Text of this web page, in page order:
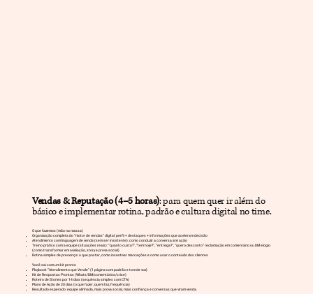
Vendas & Reputação (4–5 horas): para quem quer ir além do
básico e implementar rotina, padrão e cultura digital no time.
O que fazemos (mão na massa)
Organização completa do “motor de vendas” digital: perfil + destaques + informações que aceleram decisão
Atendimento com linguagem de venda (sem ser insistente): como conduzir a conversa até ação
Treino prático com a equipe (situações reais): “quanto custa?”, “tem hoje?”, “entrega?”, “quero desconto” reclamação em comentário ou DM elogio
(como transformar em avaliação, story e prova social)
Rotina simples de presença: o que postar, como incentivar marcações e como usar o conteúdo dos clientes
Você sai com um kit pronto
Playbook “Atendimento que Vende” (1 página com padrão e tom de voz)
Kit de Respostas Prontas (Whats/DM/comentários/crise)
Roteiro de Stories por 14 dias (sequência simples com CTA)
Plano de Ação de 30 dias (o que fazer, quem faz, frequência)
Resultado esperado: equipe alinhada, mais prova social, mais confiança e conversas que viram venda.